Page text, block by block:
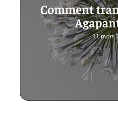
Comment
11 mars